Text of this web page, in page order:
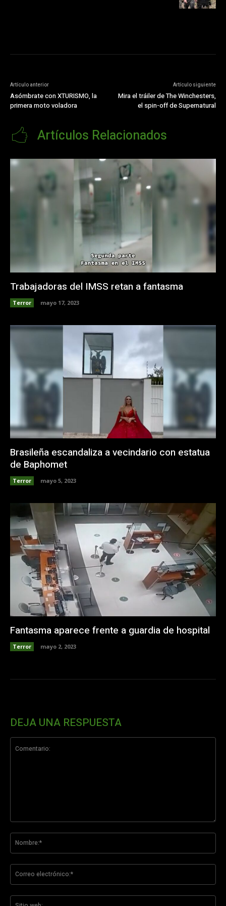
Artículo anterior
Asómbrate con XTURISMO, la
primera moto voladora
Artículo siguiente
Mira el tráiler de The Winchesters,
el spin-off de Supernatural
Artículos Relacionados
Trabajadoras del IMSS retan a fantasma
Terror mayo 17, 2023
Brasileña escandaliza a vecindario con estatua
de Baphomet
Terror mayo 5, 2023
Fantasma aparece frente a guardia de hospital
Terror mayo 2, 2023
DEJA UNA RESPUESTA